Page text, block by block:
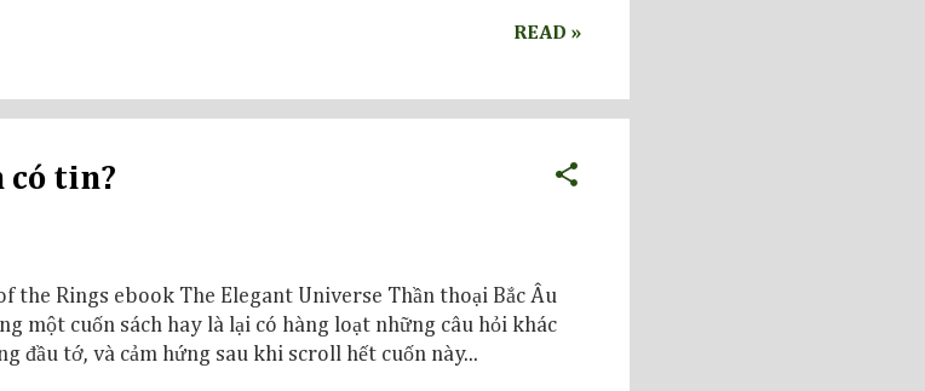
READ »
có tin?
the Rings ebook The Elegant Universe Thần thoại Bắc Âu
một cuốn sách hay là lại có hàng loạt những câu hỏi khác
đầu tớ, và cảm hứng sau khi scroll hết cuốn này...